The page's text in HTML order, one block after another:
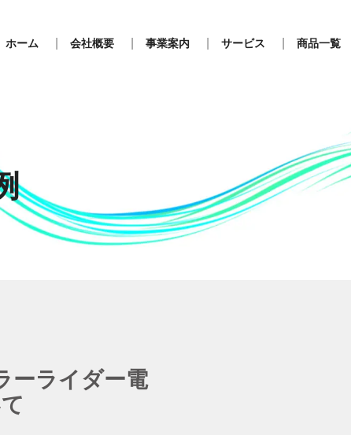
ホーム 会社概要 事業案内 サービス 商品一覧
ーライダー電